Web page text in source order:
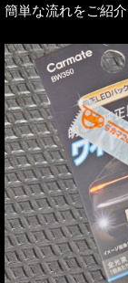
簡単な流れをご紹介